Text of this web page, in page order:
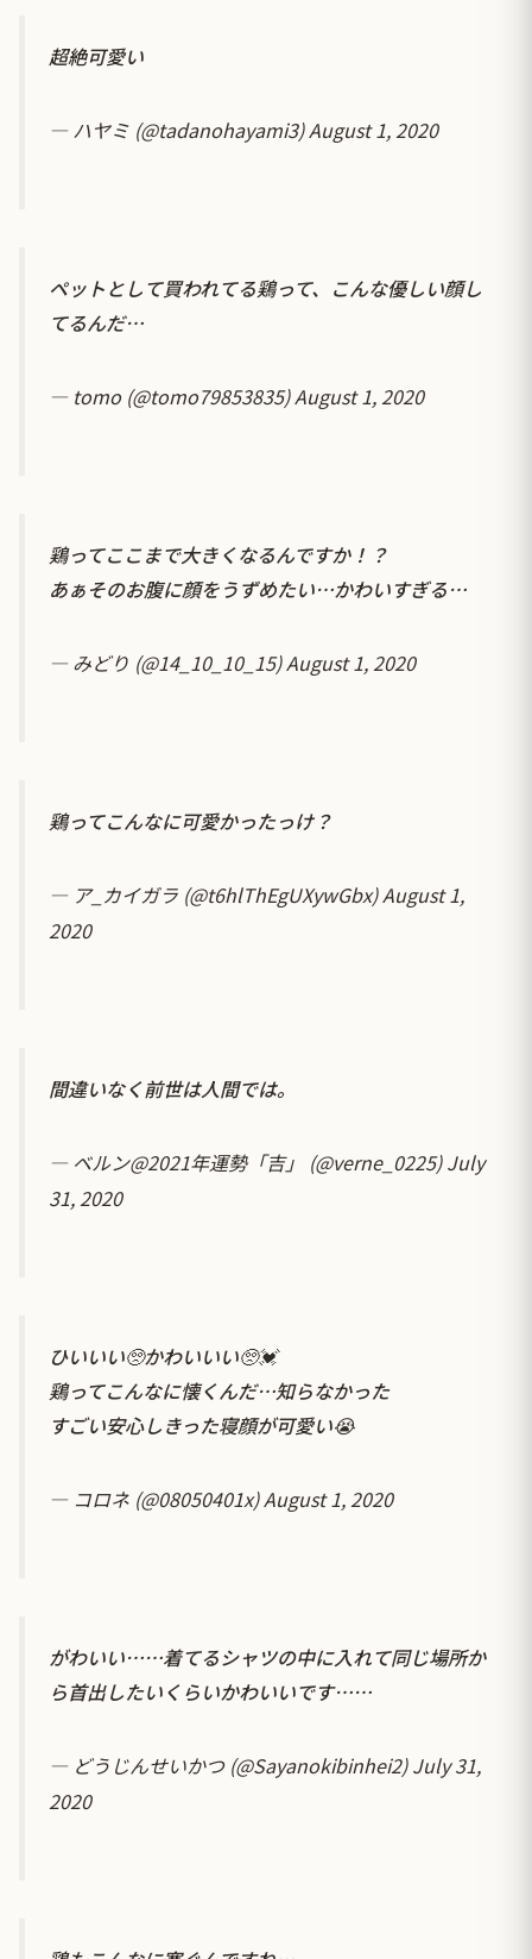
超絶可愛い
— ハヤミ (@tadanohayami3)August 1, 2020
ペットとして買われてる鶏って、こんな優しい顔し
てるんだ…
— tomo (@tomo79853835)August 1, 2020
鶏ってここまで大きくなるんですか！？
あぁそのお腹に顔をうずめたい…かわいすぎる…
— みどり (@14_10_10_15)August 1, 2020
鶏ってこんなに可愛かったっけ？
— ア_カイガラ (@t6hlThEgUXywGbx)August 1,
2020
間違いなく前世は人間では。
— ベルン@2021年運勢「吉」 (@verne_0225)July
31, 2020
ひいいい🥺かわいいい🥺💓
鶏ってこんなに懐くんだ…知らなかった
すごい安心しきった寝顔が可愛い😭
— コロネ (@08050401x)August 1, 2020
がわいい……着てるシャツの中に入れて同じ場所か
ら首出したいくらいかわいいです……
— どうじんせいかつ (@Sayanokibinhei2)July 31,
2020